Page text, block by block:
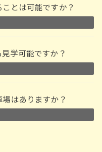
とは可能ですか？
学可能ですか？
はありますか？